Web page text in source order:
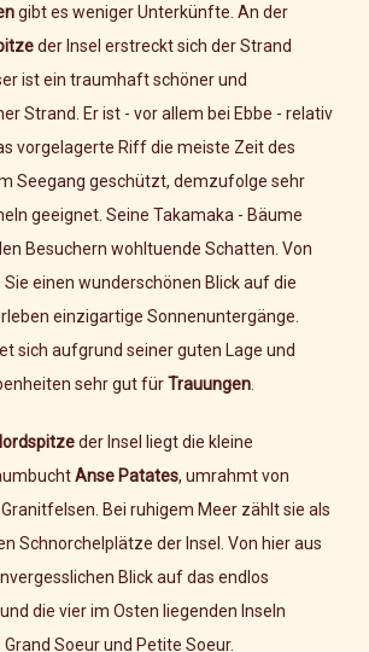
gibt es weniger Unterkünfte. An der
der Insel erstreckt sich der Strand
ist ein traumhaft schöner und
Strand. Er ist - vor allem bei Ebbe - relativ
vorgelagerte Riff die meiste Zeit des
Seegang geschützt, demzufolge sehr
geeignet. Seine Takamaka - Bäume
Besuchern wohltuende Schatten. Von
einen wunderschönen Blick auf die
einzigartige Sonnenuntergänge.
sich aufgrund seiner guten Lage und
sehr gut fürTrauungen
der Insel liegt die kleine
Anse Patates, umrahmt von
Bei ruhigem Meer zählt sie als
Schnorchelplätze der Insel. Von hier aus
Blick auf das endlos
die vier im Osten liegenden Inseln
Soeur und Petite Soeur.